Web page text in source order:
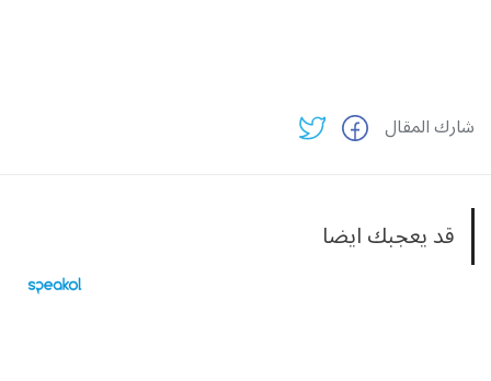
شارك المقال
قد يعجبك ايضا